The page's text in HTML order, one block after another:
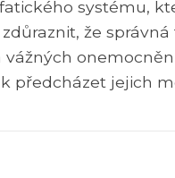
systému,
že
předcházet jejich